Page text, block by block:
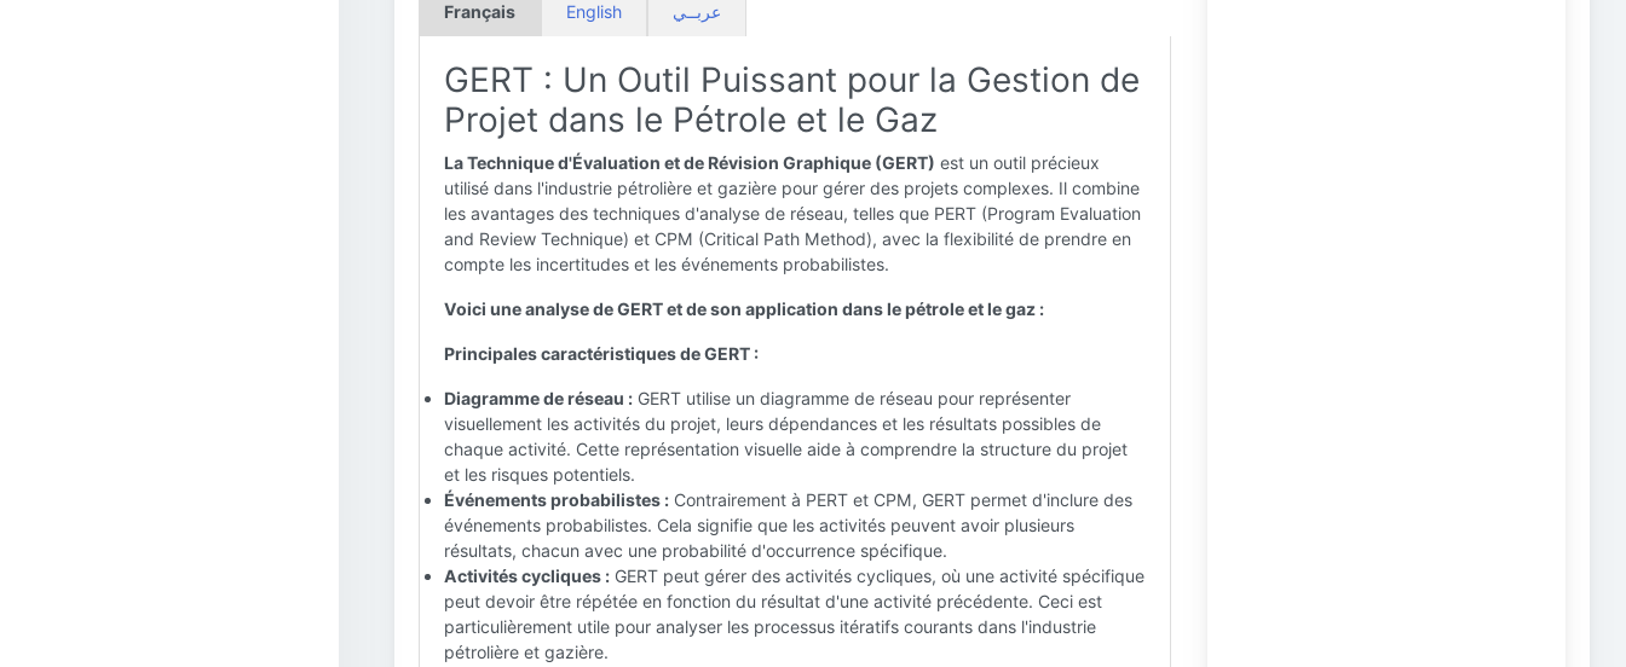
Français English عربــي
GERT : Un Outil Puissant pour la Gestion de
Projet dans le Pétrole et le Gaz
La Technique d'Évaluation et de Révision Graphique (GERT) est un outil précieux
utilisé dans l'industrie pétrolière et gazière pour gérer des projets complexes. Il combine
les avantages des techniques d'analyse de réseau, telles que PERT (Program Evaluation
and Review Technique) et CPM (Critical Path Method), avec la flexibilité de prendre en
compte les incertitudes et les événements probabilistes.
Voici une analyse de GERT et de son application dans le pétrole et le gaz :
Principales caractéristiques de GERT :
Diagramme de réseau : GERT utilise un diagramme de réseau pour représenter
visuellement les activités du projet, leurs dépendances et les résultats possibles de
chaque activité. Cette représentation visuelle aide à comprendre la structure du projet
et les risques potentiels.
Événements probabilistes : Contrairement à PERT et CPM, GERT permet d'inclure des
événements probabilistes. Cela signifie que les activités peuvent avoir plusieurs
résultats, chacun avec une probabilité d'occurrence spécifique.
Activités cycliques : GERT peut gérer des activités cycliques, où une activité spécifique
peut devoir être répétée en fonction du résultat d'une activité précédente. Ceci est
particulièrement utile pour analyser les processus itératifs courants dans l'industrie
pétrolière et gazière.